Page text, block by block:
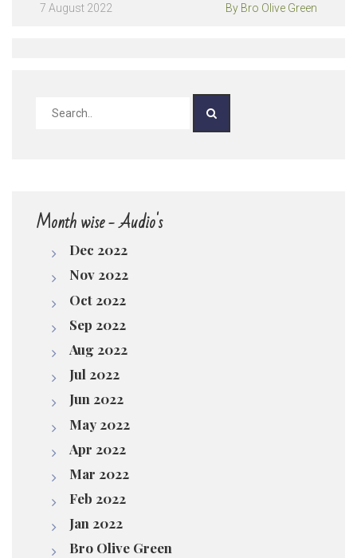
Play /పొందుట.”(Vol.4 / H) | by Bro Olive Green
7 August 2022 By Bro Olive Green
Month wise - Audio's
Dec 2022
Nov 2022
Oct 2022
Sep 2022
Aug 2022
Jul 2022
Jun 2022
May 2022
Apr 2022
Mar 2022
Feb 2022
Jan 2022
Bro Olive Green